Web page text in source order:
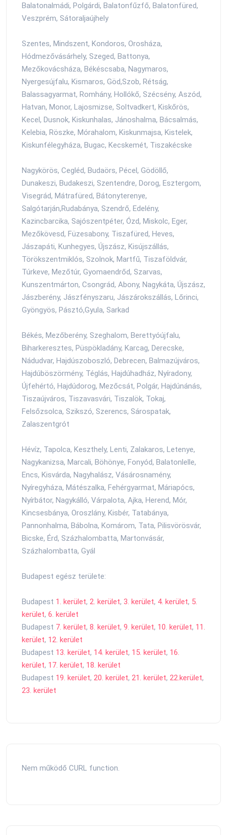
Balatonalmádi, Polgárdi, Balatonfűzfő, Balatonfüred,
Veszprém, Sátoraljaújhely
Szentes, Mindszent, Kondoros, Orosháza,
Hódmezővásárhely, Szeged, Battonya,
Mezőkovácsháza, Békéscsaba, Nagymaros,
Nyergesújfalu, Kismaros, Göd,Szob, Rétság,
Balassagyarmat, Romhány, Hollókő, Szécsény, Aszód,
Hatvan, Monor, Lajosmizse, Soltvadkert, Kiskőrös,
Kecel, Dusnok, Kiskunhalas, Jánoshalma, Bácsalmás,
Kelebia, Röszke, Mórahalom, Kiskunmajsa, Kistelek,
Kiskunfélegyháza, Bugac, Kecskemét, Tiszakécske
Nagykörös, Cegléd, Budaörs, Pécel, Gödöllő,
Dunakeszi, Budakeszi, Szentendre, Dorog, Esztergom,
Visegrád, Mátrafüred, Bátonyterenye,
Salgótarján,Rudabánya, Szendrő, Edelény,
Kazincbarcika, Sajószentpéter, Ózd, Miskolc, Eger,
Mezőkövesd, Füzesabony, Tiszafüred, Heves,
Jászapáti, Kunhegyes, Újszász, Kisújszállás,
Törökszentmiklós, Szolnok, Martfű, Tiszaföldvár,
Túrkeve, Mezőtúr, Gyomaendrőd, Szarvas,
Kunszentmárton, Csongrád, Abony, Nagykáta, Újszász,
Jászberény, Jászfényszaru, Jászárokszállás, Lőrinci,
Gyöngyös, Pásztó,Gyula, Sarkad
Békés, Mezőberény, Szeghalom, Berettyóújfalu,
Biharkeresztes, Püspökladány, Karcag, Derecske,
Nádudvar, Hajdúszoboszló, Debrecen, Balmazújváros,
Hajdúböszörmény, Téglás, Hajdúhadház, Nyíradony,
Újfehértó, Hajdúdorog, Mezőcsát, Polgár, Hajdúnánás,
Tiszaújváros, Tiszavasvári, Tiszalök, Tokaj,
Felsőzsolca, Szikszó, Szerencs, Sárospatak,
Zalaszentgrót
Hévíz, Tapolca, Keszthely, Lenti, Zalakaros, Letenye,
Nagykanizsa, Marcali, Böhönye, Fonyód, Balatonlelle,
Encs, Kisvárda, Nagyhalász, Vásárosnamény,
Nyíregyháza, Mátészalka, Fehérgyarmat, Máriapócs,
Nyírbátor, Nagykálló, Várpalota, Ajka, Herend, Mór,
Kincsesbánya, Oroszlány, Kisbér, Tatabánya,
Pannonhalma, Bábolna, Komárom, Tata, Pilisvörösvár,
Bicske, Érd, Százhalombatta, Martonvásár,
Százhalombatta, Gyál
Budapest egész területe:
Budapest 1. kerület, 2. kerület, 3. kerület, 4. kerület, 5.
kerület, 6. kerület
Budapest 7. kerület, 8. kerület, 9. kerület, 10. kerület, 11.
kerület, 12. kerület
Budapest 13. kerület, 14. kerület, 15. kerület, 16.
kerület, 17. kerület, 18. kerület
Budapest 19. kerület, 20. kerület, 21. kerület, 22.kerület,
23. kerület
Nem működő CURL function.